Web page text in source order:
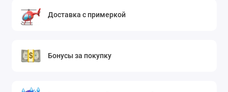
Доставка с примеркой
Бонусы за покупку